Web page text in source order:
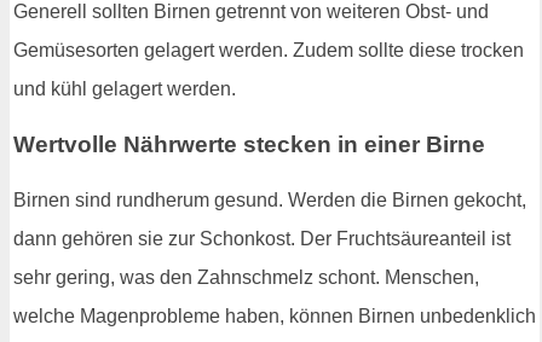
Generell sollten Birnen getrennt von weiteren Obst- und
Gemüsesorten gelagert werden. Zudem sollte diese trocken
und kühl gelagert werden.
Wertvolle Nährwerte stecken in einer Birne
Birnen sind rundherum gesund. Werden die Birnen gekocht,
dann gehören sie zur Schonkost. Der Fruchtsäureanteil ist
sehr gering, was den Zahnschmelz schont. Menschen,
welche Magenprobleme haben, können Birnen unbedenklich